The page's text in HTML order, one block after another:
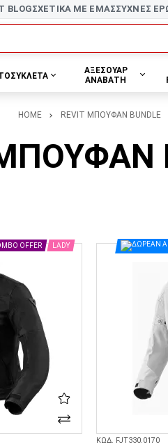
BLOGΣΧΕΤΙΚΑ ΜΕ ΕΜΑΣΣΥΧΝΕΣ
ΑΞΕΣΟΥΑΡ
ΑΝΑΒΑΤΗ
HOME REVIT ΜΠΟΥΦΑΝ BUNDLE
OFFER LADY
ΚΩΔ. FJT330.0170